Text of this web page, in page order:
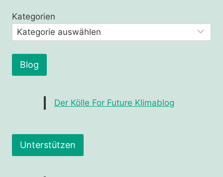
Kategorien
Blog
Der Kölle For Future Klimablog
Unterstützen